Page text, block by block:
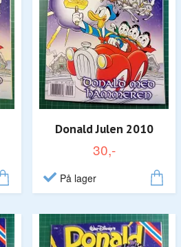
Donald Julen 2010
30,-
På lager